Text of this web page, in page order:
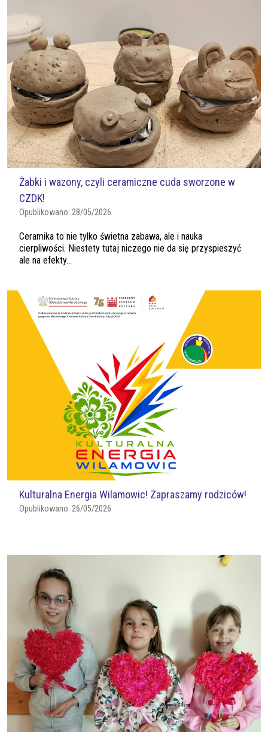
Żabki i wazony, czyli ceramiczne cuda sworzone w
CZDK!
Opublikowano: 28/05/2026
Ceramika to nie tylko świetna zabawa, ale i nauka
cierpliwości. Niestety tutaj niczego nie da się przyspieszyć
ale na efekty...
Kulturalna Energia Wilamowic! Zapraszamy rodziców!
Opublikowano: 26/05/2026